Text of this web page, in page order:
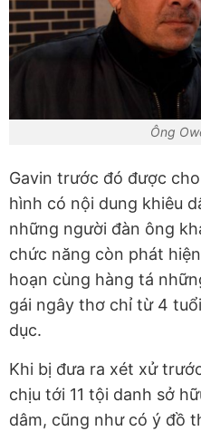
Ông
Gavin trước đó được
hình có nội dung khiêu
những người đàn ông
chức năng còn phát
hoạn cùng hàng tá
gái ngây thơ chỉ từ 4
dục.
Khi bị đưa ra xét xử
chịu tới 11 tội danh sở
dâm, cũng như có ý đồ